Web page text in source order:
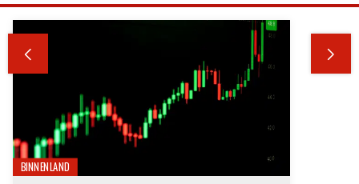
 
BINNENLAND